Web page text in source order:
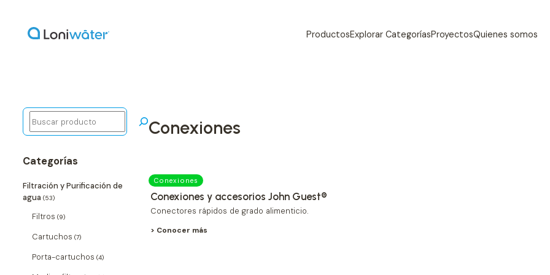
ProductosExplorar CategoríasProyectosQuienes somos
Buscar
Categorías
Filtración y Purificación de
agua (53)
Filtros (9)
Cartuchos (7)
Porta-cartuchos (4)
conexiones
Conexiones
Conexiones y accesorios John Guest®
Conectores rápidos de grado alimenticio.
> Conocer más